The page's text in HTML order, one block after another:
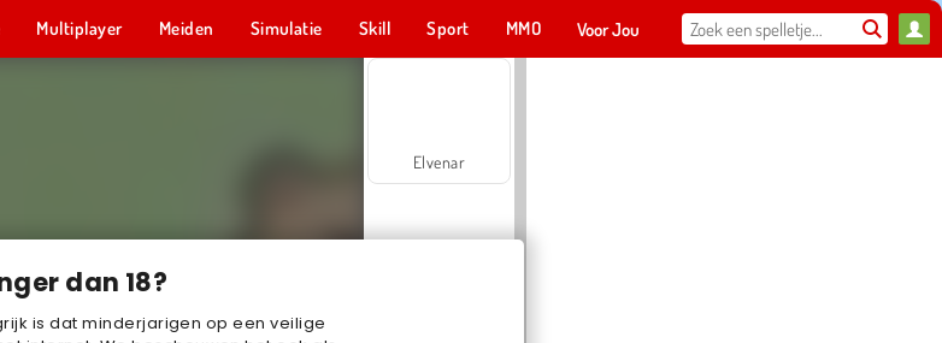
dan 18?
is dat minderjarigen op een veilige
Multiplayer Meiden Simulatie Skill Sport MMO Voor Jou
Elvenar